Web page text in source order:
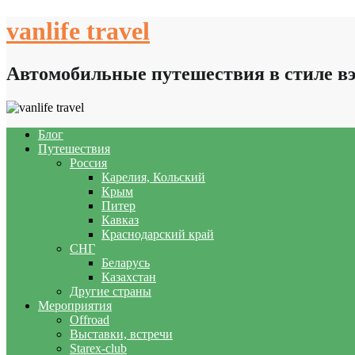
to
vanlife travel
Автомобильные путешествия в стиле
Блог
Путешествия
Россия
Карелия, Кольский
Крым
Питер
Кавказ
Краснодарский край
СНГ
Беларусь
Казахстан
Другие страны
Мероприятия
Offroad
Выставки, встречи
Starex-club